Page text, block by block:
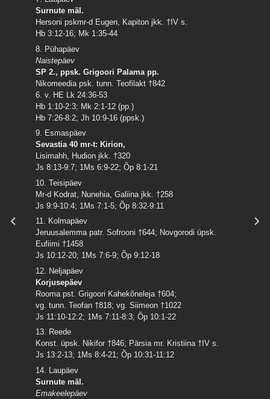
Surnute mäl.
Hersoni pskmr-d Eugen, Kapiton jkk. †IV s.
Hb 3:12-16; Mk 1:35-44
8. Pühapäev
Naistepäev
SP 2., ppsk. Grigoori Palama pp.
Nikomeedia psk. tunn. Teofilakt †842
6. v. HE Lk 24:36-53
Hb 1:10-2:3; Mk 2:1-12 (pp.)
Hb 7:26-8:2; Jh 10:9-16 (ppsk.)
9. Esmaspäev
Sevastia 40 mr-t: Kirion,
Lisimahh, Hudion jkk. †320
Js 8:13-9:7; 1Ms 6:9-22; Õp 8:1-21
10. Teisipäev
Mr-d Kodrat, Nunehia, Galiina jkk. †258
Js 9:9-10:4; 1Ms 7:1-5; Õp 8:32-9:11
11. Kolmapäev
Jeruusalemma patr. Sofrooni †644; Novgorodi üpsk.
Eufiimi †1458
Js 10:12-20; 1Ms 7:6-9; Õp 9:12-18
12. Neljapäev
Korjusepäev
Rooma pst. Grigoori Kahekõneleja †604;
vg. tunn. Teofan †818; vg. Siimeon †1022
Js 11:10-12:2; 1Ms 7:11-8:3; Õp 10:1-22
13. Reede
Konst. üpsk. Nikifor †846; Pärsia mr. Kristiina †IV s.
Js 13:2-13; 1Ms 8:4-21; Õp 10:31-11:12
14. Laupäev
Surnute mäl.
Emakeelepäev